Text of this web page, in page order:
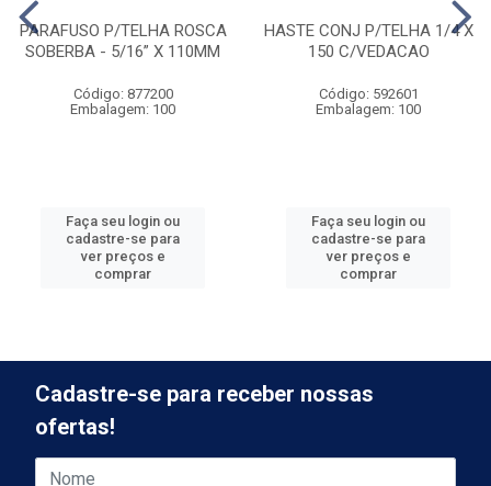
PARAFUSO P/TELHA ROSCA
SOBERBA - 5/16” X 110MM
Código: 877200
Embalagem: 100
Faça seu login ou
cadastre-se para
ver preços e
comprar
HASTE CONJ P/TELHA 1/4 X
150 C/VEDACAO
Código: 592601
Embalagem: 100
Faça seu login ou
cadastre-se para
ver preços e
comprar
Cadastre-se para receber nossas
ofertas!